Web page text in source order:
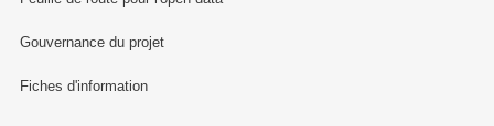
Gouvernance du projet
Fiches d'information